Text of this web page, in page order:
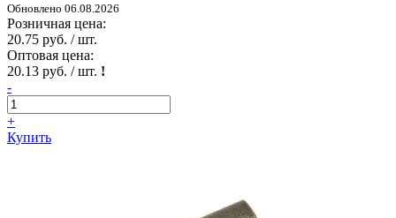
Обновлено 06.08.2026
Розничная цена:
20.75 руб. / шт.
Оптовая цена:
20.13 руб. / шт. !
-
+
Купить